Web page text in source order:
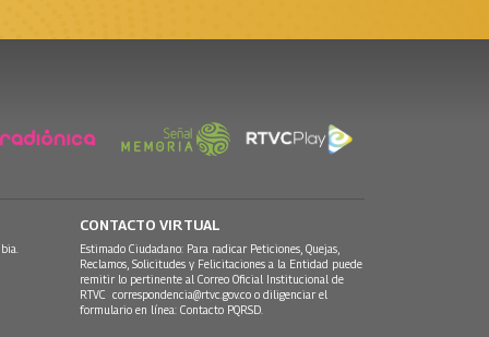
CONTACTO VIRTUAL
Estimado Ciudadano: Para radicar Peticiones, Quejas,
Reclamos, Solicitudes y Felicitaciones a la Entidad puede
remitir lo pertinente al Correo Oficial Institucional de
RTVC correspondencia@rtvc.gov.co o diligenciar el
formulario en línea: Contacto PQRSD.